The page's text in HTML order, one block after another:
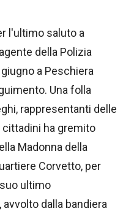
l'ultimo saluto a
della Polizia
a Peschiera
Una folla
rappresentanti delle
ha gremito
Madonna della
Corvetto, per
ultimo
dalla bandiera